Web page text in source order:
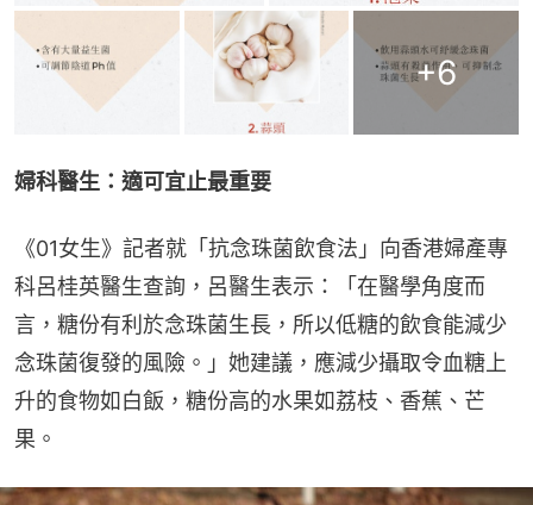
+6
婦科醫生：適可宜止最重要
《01女生》記者就「抗念珠菌飲食法」向香港婦產專
科呂桂英醫生查詢，呂醫生表示：「在醫學角度而
言，糖份有利於念珠菌生長，所以低糖的飲食能減少
念珠菌復發的風險。」她建議，應減少攝取令血糖上
升的食物如白飯，糖份高的水果如荔枝、香蕉、芒
果。